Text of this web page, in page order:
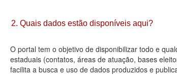
2. Quais dados estão disponíveis aqui?
O portal tem o objetivo de disponibilizar todo e
estaduais (contatos, áreas de atuação, bases
facilita a busca e uso de dados produzidos e